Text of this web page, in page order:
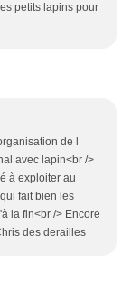
petits lapins pour
de l
avec lapin<br />
à exploiter au
fait bien les
la fin<br /> Encore
des derailles